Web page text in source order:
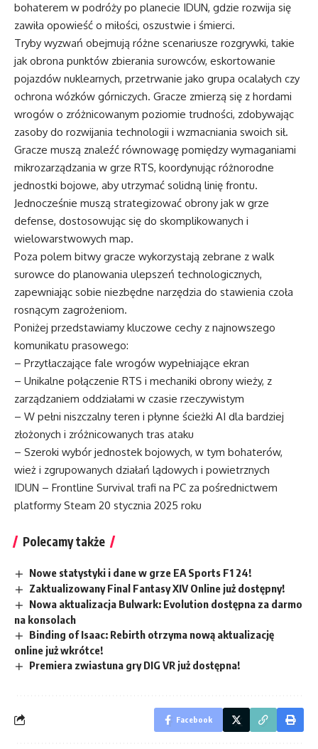
bohaterem w podróży po planecie IDUN, gdzie rozwija się
zawiła opowieść o miłości, oszustwie i śmierci.
Tryby wyzwań obejmują różne scenariusze rozgrywki, takie
jak obrona punktów zbierania surowców, eskortowanie
pojazdów nuklearnych, przetrwanie jako grupa ocalałych czy
ochrona wózków górniczych. Gracze zmierzą się z hordami
wrogów o zróżnicowanym poziomie trudności, zdobywając
zasoby do rozwijania technologii i wzmacniania swoich sił.
Gracze muszą znaleźć równowagę pomiędzy wymaganiami
mikrozarządzania w grze RTS, koordynując różnorodne
jednostki bojowe, aby utrzymać solidną linię frontu.
Jednocześnie muszą strategizować obrony jak w grze
defense, dostosowując się do skomplikowanych i
wielowarstwowych map.
Poza polem bitwy gracze wykorzystają zebrane z walk
surowce do planowania ulepszeń technologicznych,
zapewniając sobie niezbędne narzędzia do stawienia czoła
rosnącym zagrożeniom.
Poniżej przedstawiamy kluczowe cechy z najnowszego
komunikatu prasowego:
– Przytłaczające fale wrogów wypełniające ekran
– Unikalne połączenie RTS i mechaniki obrony wieży, z
zarządzaniem oddziałami w czasie rzeczywistym
– W pełni niszczalny teren i płynne ścieżki AI dla bardziej
złożonych i zróżnicowanych tras ataku
– Szeroki wybór jednostek bojowych, w tym bohaterów,
wież i zgrupowanych działań lądowych i powietrznych
IDUN – Frontline Survival trafi na PC za pośrednictwem
platformy Steam 20 stycznia 2025 roku
Polecamy także
Nowe statystyki i dane w grze EA Sports F1 24!
Zaktualizowany Final Fantasy XIV Online już dostępny!
Nowa aktualizacja Bulwark: Evolution dostępna za darmo
na konsolach
Binding of Isaac: Rebirth otrzyma nową aktualizację
online już wkrótce!
Premiera zwiastuna gry DIG VR już dostępna!
Facebook